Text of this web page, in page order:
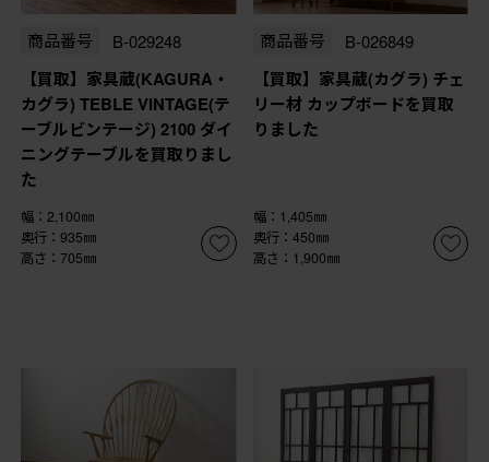
商品番号 B-029248
【買取】家具蔵(KAGURA・
カグラ) TEBLE VINTAGE(テ
ーブルビンテージ) 2100 ダイ
ニングテーブルを買取りまし
た
幅：2,100㎜
奥行：935㎜
高さ：705㎜
商品番号 B-026849
【買取】家具蔵(カグラ) チェ
リー材 カップボードを買取
りました
幅：1,405㎜
奥行：450㎜
高さ：1,900㎜